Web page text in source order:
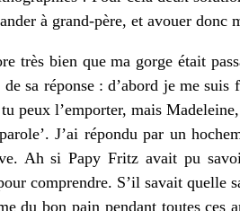
à grand-père, et avouer donc
très bien que ma gorge était
sa réponse : d’abord je me
peux l’emporter, mais
J’ai répondu par un
Ah si Papy Fritz avait pu
comprendre. S’il savait quelle
du bon pain pendant toutes ces